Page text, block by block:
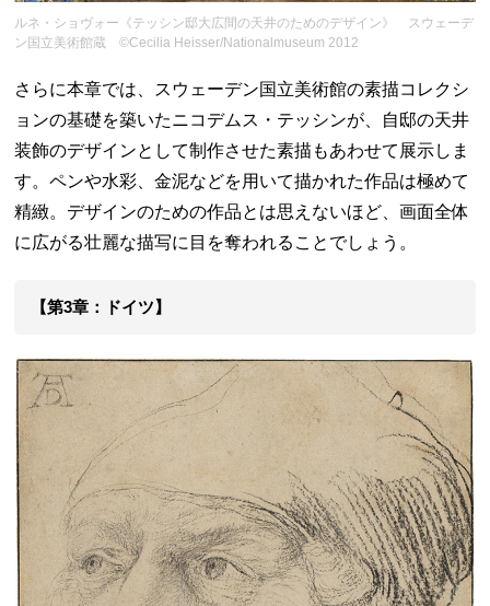
ルネ・ショヴォー《テッシン邸大広間の天井のためのデザイン》 スウェーデ
ン国立美術館蔵 ©Cecilia Heisser/Nationalmuseum 2012
さらに本章では、スウェーデン国立美術館の素描コレクシ
ョンの基礎を築いたニコデムス・テッシンが、自邸の天井
装飾のデザインとして制作させた素描もあわせて展示しま
す。ペンや水彩、金泥などを用いて描かれた作品は極めて
精緻。デザインのための作品とは思えないほど、画面全体
に広がる壮麗な描写に目を奪われることでしょう。
【第3章：ドイツ】